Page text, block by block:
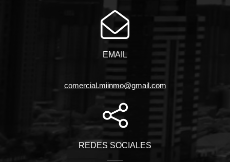
EMAIL
comercial.miinmo@gmail.com
REDES SOCIALES